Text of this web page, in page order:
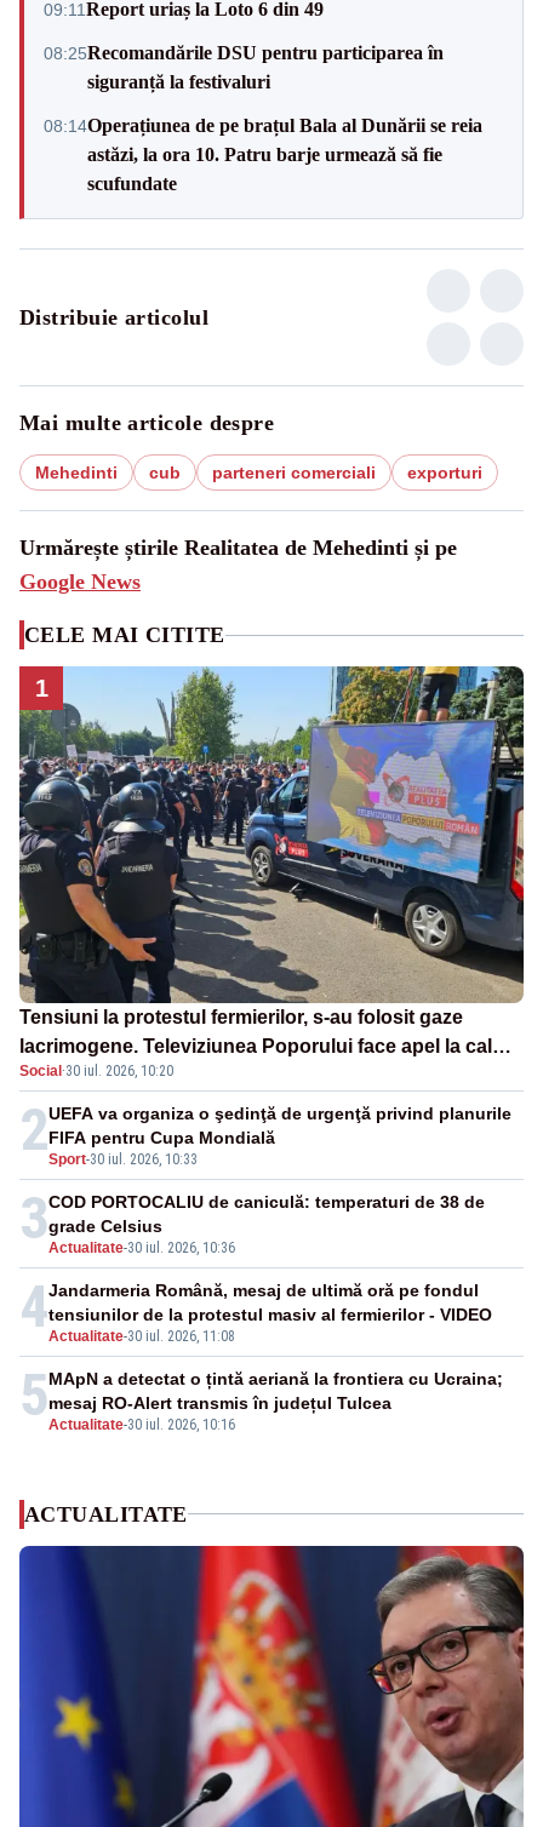
09:11Report uriaș la Loto 6 din 49
08:25Recomandările DSU pentru participarea în
siguranță la festivaluri
08:14Operațiunea de pe brațul Bala al Dunării se reia
astăzi, la ora 10. Patru barje urmează să fie
scufundate
Distribuie articolul
Mai multe articole despre
Mehedinti cub parteneri comerciali exporturi
Urmărește știrile Realitatea de Mehedinti și pe
Google News
CELE MAI CITITE
1
Tensiuni la protestul fermierilor, s-au folosit gaze
lacrimogene. Televiziunea Poporului face apel la calm
– LIVE TEXT
Social·30 iul. 2026, 10:20
2Sport-30 iul. 2026, 10:33
UEFA va organiza o şedinţă de urgenţă privind planurile
FIFA pentru Cupa Mondială
3Actualitate-30 iul. 2026, 10:36
COD PORTOCALIU de caniculă: temperaturi de 38 de
grade Celsius
4Actualitate-30 iul. 2026, 11:08
Jandarmeria Română, mesaj de ultimă oră pe fondul
tensiunilor de la protestul masiv al fermierilor - VIDEO
5Actualitate-30 iul. 2026, 10:16
MApN a detectat o țintă aeriană la frontiera cu Ucraina;
mesaj RO-Alert transmis în județul Tulcea
ACTUALITATE